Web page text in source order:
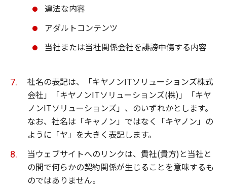
違法な内容
アダルトコンテンツ
当社または当社関係会社を誹謗中傷する内容
社名の表記は、「キヤノンITソリューションズ株式
会社」「キヤノンITソリューションズ(株)」「キヤ
ノンITソリューションズ」、のいずれかとします。
なお、社名は「キャノン」ではなく「キヤノン」の
ように「ヤ」を大きく表記します。
当ウェブサイトへのリンクは、貴社(貴方)と当社と
の間で何らかの契約関係が生じることを意味するも
のではありません。